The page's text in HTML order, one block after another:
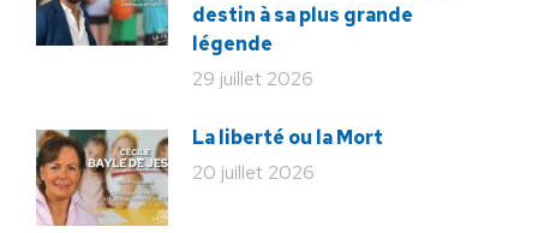
destin à sa plus grande
légende
29 juillet 2026
La liberté ou la Mort
20 juillet 2026